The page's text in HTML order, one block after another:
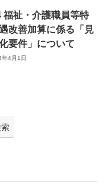
福祉・介護職員等特
改善加算に係る「見
要件」について
4月1日